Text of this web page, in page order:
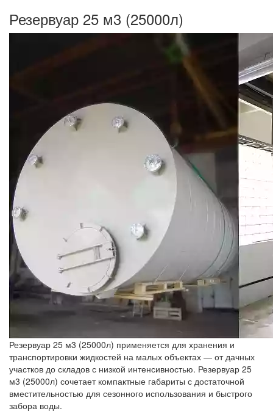
Резервуар 25 м3 (25000л)
Резервуар 25 м3 (25000л) применяется для хранения и
транспортировки жидкостей на малых объектах — от дачных
участков до складов с низкой интенсивностью. Резервуар 25
м3 (25000л) сочетает компактные габариты с достаточной
вместительностью для сезонного использования и быстрого
забора воды.